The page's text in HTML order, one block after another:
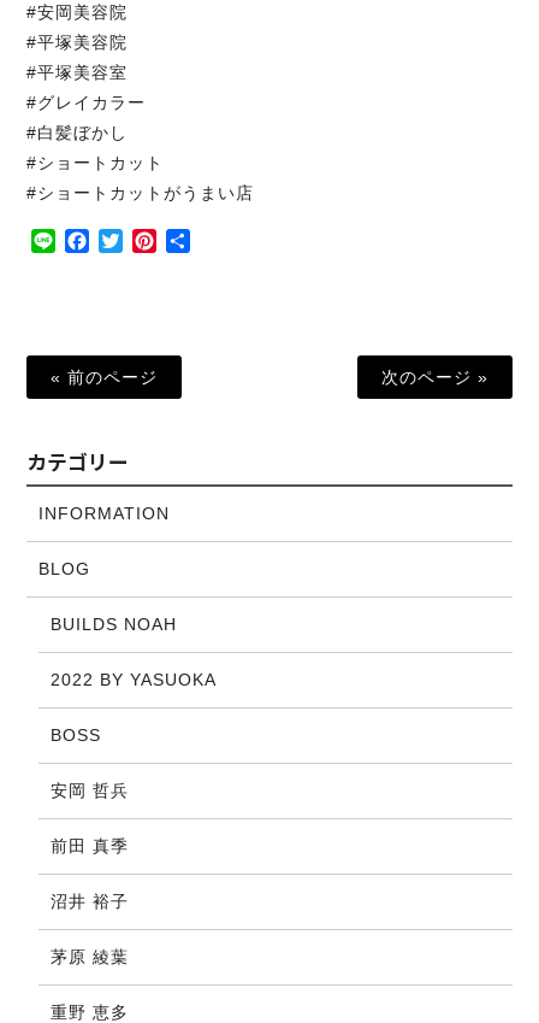
#安岡美容院
#平塚美容院
#平塚美容室
#グレイカラー
#白髪ぼかし
#ショートカット
#ショートカットがうまい店
Line Facebook
TwitterPinterest
« 前のページ 次のページ »
カテゴリー
INFORMATION
BLOG
BUILDS NOAH
2022 BY YASUOKA
BOSS
安岡 哲兵
前田 真季
沼井 裕子
茅原 綾葉
重野 恵多